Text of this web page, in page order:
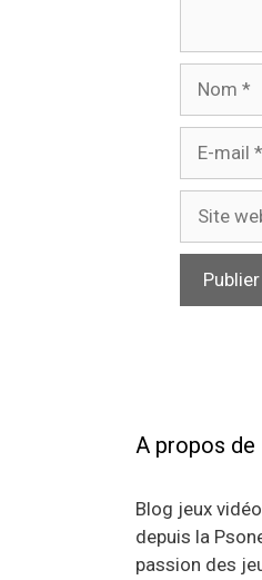
A propos de
Blog jeux
depuis la
passion des